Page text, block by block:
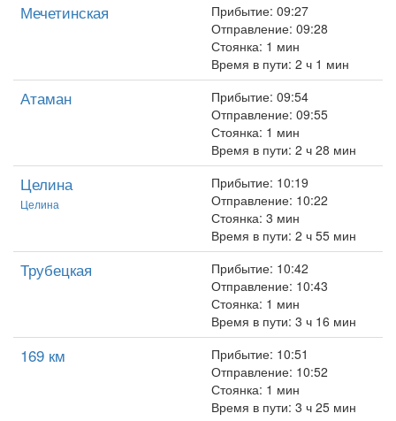
Мечетинская
Прибытие: 09:27
Отправление: 09:28
Стоянка: 1 мин
Время в пути: 2 ч 1 мин
Атаман
Прибытие: 09:54
Отправление: 09:55
Стоянка: 1 мин
Время в пути: 2 ч 28 мин
Целина
Целина
Прибытие: 10:19
Отправление: 10:22
Стоянка: 3 мин
Время в пути: 2 ч 55 мин
Трубецкая
Прибытие: 10:42
Отправление: 10:43
Стоянка: 1 мин
Время в пути: 3 ч 16 мин
169 км
Прибытие: 10:51
Отправление: 10:52
Стоянка: 1 мин
Время в пути: 3 ч 25 мин